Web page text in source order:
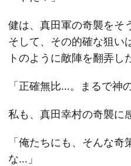
健は、真田軍の奇襲をそ
そして、その的確な狙い
トのように敵陣を翻弄し
「正確無比…。まるで神
私も、真田幸村の奇襲に
「俺たちにも、そんな
な…」